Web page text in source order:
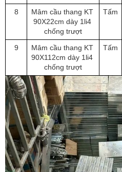
8
Mâm cầu thang KT
90X22cm dày 1li4
chống trượt
Tấm
9
Mâm cầu thang KT
90X112cm dày 1li4
chống trượt
Tấm